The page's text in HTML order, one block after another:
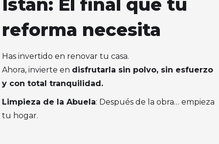
Istán: El final que tu
reforma necesita
Has invertido en renovar tu casa.
Ahora, invierte en disfrutarla sin polvo, sin esfuerzo
y con total tranquilidad.
Limpieza de la Abuela: Después de la obra… empieza
tu hogar.